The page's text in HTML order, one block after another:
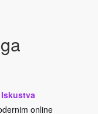
online